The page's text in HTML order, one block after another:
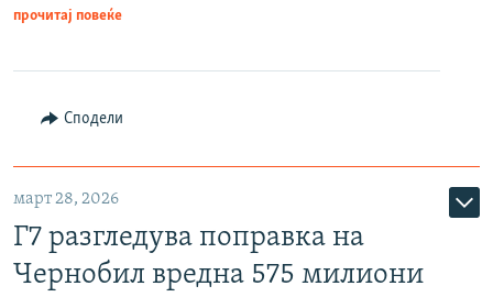
прочитај повеќе
Сподели
март 28, 2026
Г7 разгледува поправка на
Чернобил вредна 575 милиони